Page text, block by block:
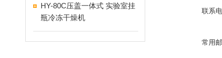
HY-80C压盖一体式 实验室挂
瓶冷冻干燥机
联系
常用